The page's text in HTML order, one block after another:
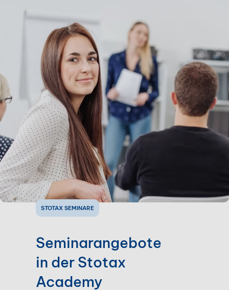
STOTAX SEMINARE
Seminarangebote
in der Stotax
Academy